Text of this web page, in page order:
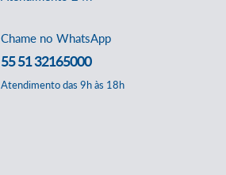
Chame no WhatsApp
55 51 32165000
Atendimento das 9h às 18h